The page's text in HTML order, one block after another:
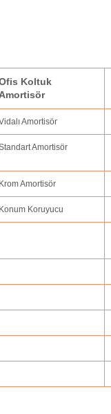
Koltuk
Amortisör
Amortisör
Amortisör
Krom Amortisör
Konum Koruyucu